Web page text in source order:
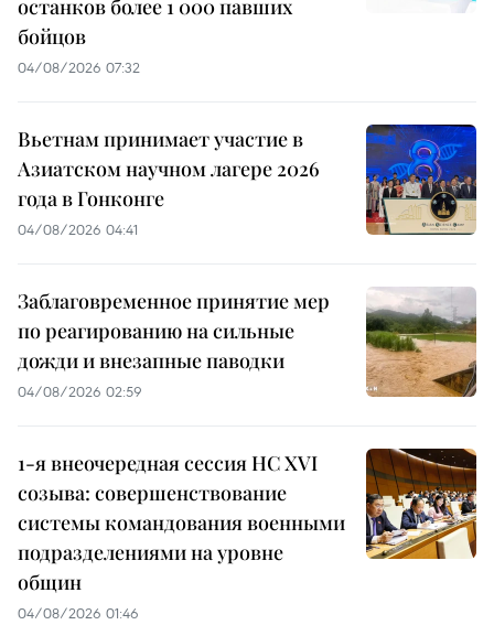
останков более 1 000 павших
бойцов
04/08/2026 07:32
Вьетнам принимает участие в
Азиатском научном лагере 2026
года в Гонконге
04/08/2026 04:41
Заблаговременное принятие мер
по реагированию на сильные
дожди и внезапные паводки
04/08/2026 02:59
1-я внеочередная сессия НС XVI
созыва: совершенствование
системы командования военными
подразделениями на уровне
общин
04/08/2026 01:46